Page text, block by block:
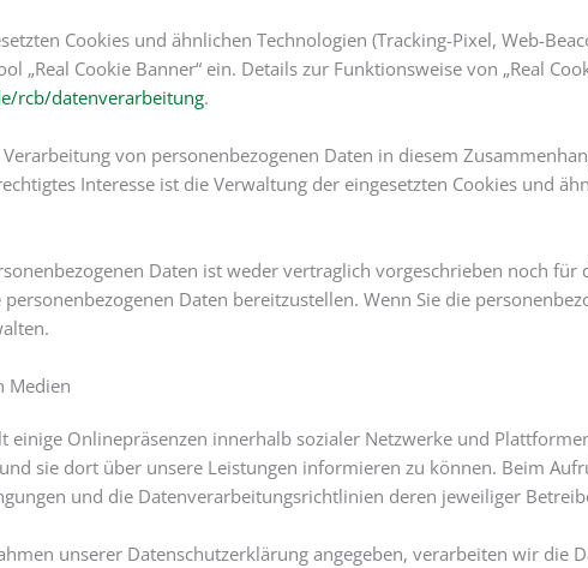
Cookies und ähnlichen Technologien (Tracking-Pixel, Web-
„Real Cookie Banner“ ein. Details zur Funktionsweise von „Real
rcb/datenverarbeitung.
von personenbezogenen Daten in diesem
Interesse ist die Verwaltung der eingesetzten Cookies und
Daten ist weder vertraglich vorgeschrieben noch für
Daten bereitzustellen. Wenn Sie die
Medien
einige Onlinepräsenzen innerhalb sozialer Netzwerke und
sie dort über unsere Leistungen informieren zu können. Beim
und die Datenverarbeitungsrichtlinien deren jeweiliger
unserer Datenschutzerklärung angegeben, verarbeiten wir die